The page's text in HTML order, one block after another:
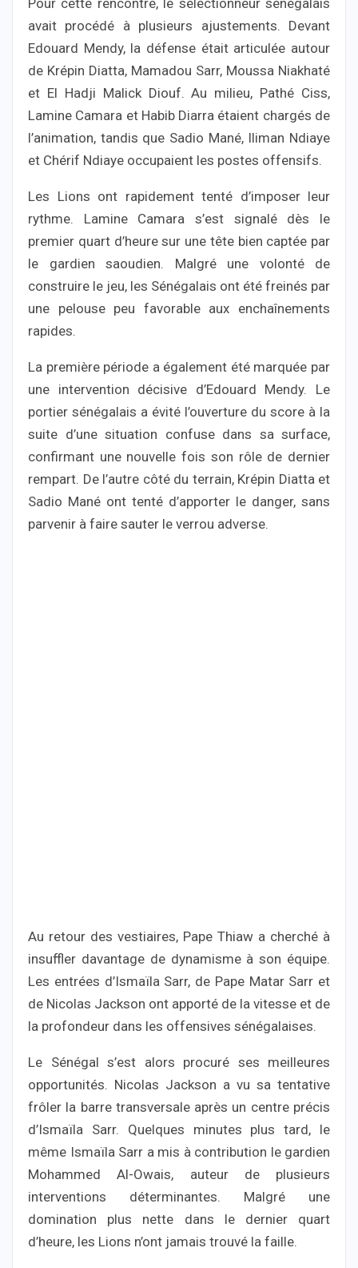
avait procédé à plusieurs ajustements. Devant
Edouard Mendy, la défense était articulée autour
de Krépin Diatta, Mamadou Sarr, Moussa Niakhaté
et El Hadji Malick Diouf. Au milieu, Pathé Ciss,
Lamine Camara et Habib Diarra étaient chargés de
l’animation, tandis que Sadio Mané, Iliman Ndiaye
et Chérif Ndiaye occupaient les postes offensifs.
Les Lions ont rapidement tenté d’imposer leur
rythme. Lamine Camara s’est signalé dès le
premier quart d’heure sur une tête bien captée par
le gardien saoudien. Malgré une volonté de
construire le jeu, les Sénégalais ont été freinés par
une pelouse peu favorable aux enchaînements
rapides.
La première période a également été marquée par
une intervention décisive d’Edouard Mendy. Le
portier sénégalais a évité l’ouverture du score à la
suite d’une situation confuse dans sa surface,
confirmant une nouvelle fois son rôle de dernier
rempart. De l’autre côté du terrain, Krépin Diatta et
Sadio Mané ont tenté d’apporter le danger, sans
parvenir à faire sauter le verrou adverse.
Au retour des vestiaires, Pape Thiaw a cherché à
insuffler davantage de dynamisme à son équipe.
Les entrées d’Ismaïla Sarr, de Pape Matar Sarr et
de Nicolas Jackson ont apporté de la vitesse et de
la profondeur dans les offensives sénégalaises.
Le Sénégal s’est alors procuré ses meilleures
opportunités. Nicolas Jackson a vu sa tentative
frôler la barre transversale après un centre précis
d’Ismaïla Sarr. Quelques minutes plus tard, le
même Ismaïla Sarr a mis à contribution le gardien
Mohammed Al-Owais, auteur de plusieurs
interventions déterminantes. Malgré une
domination plus nette dans le dernier quart
d’heure, les Lions n’ont jamais trouvé la faille.